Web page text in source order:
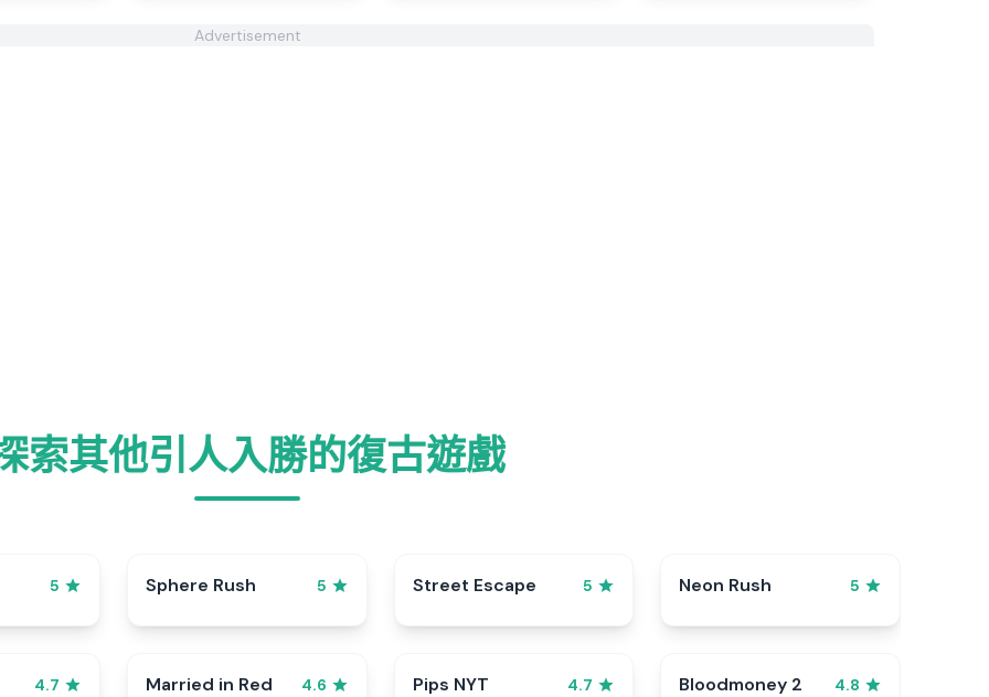
Advertisement
索其他引人入勝的復古遊戲
5 Sphere Rush 5 Street Escape 5 Neon Rush 5
4.7 Married in Red 4.6 Pips NYT 4.7 Bloodmoney 2 4.8